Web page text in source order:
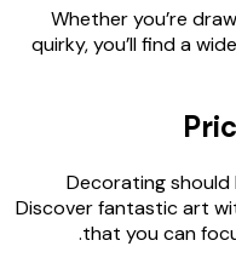
Whether
quirky, you’ll find
Decorating
Discover fantastic
that you